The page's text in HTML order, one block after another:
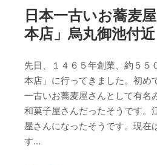
日本一古いお蕎麦
本店」烏丸御池付近
先日、１４６５年創業、約５５
本店」に行ってきました。初め
一古いお蕎麦屋さんとして有名
和菓子屋さんだったそうです。
屋さんになったそうです。現在
す…